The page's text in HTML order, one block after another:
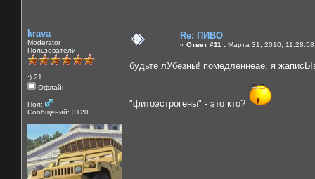
krava
Moderator
Пользователи
:) 21
Офлайн
Пол:
Сообщений: 3120
Re: ПИВО
« Ответ #11 : Марта 31, 2010,
будьте лУбезны! помедленнеае. я
"фитоэстрогены" - это кто?